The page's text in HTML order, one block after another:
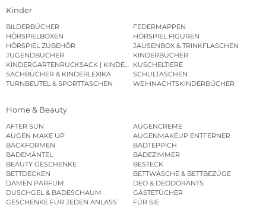
Kinder
BILDERBÜCHER
FEDERMAPPEN
HÖRSPIELBOXEN
HÖRSPIEL FIGUREN
HÖRSPIEL ZUBEHÖR
JAUSENBOX & TRINKFLASCHEN
JUGENDBÜCHER
KINDERBÜCHER
KINDERGARTENRUCKSACK | KINDERGARTENBEUTEL
KUSCHELTIERE
SACHBÜCHER & KINDERLEXIKA
SCHULTASCHEN
TURNBEUTEL & SPORTTASCHEN
WEIHNACHTSKINDERBÜCHER
Home & Beauty
AFTER SUN
AUGENCREME
AUGEN MAKE UP
AUGENMAKEUP ENTFERNER
BACKFORMEN
BADTEPPICH
BADEMÄNTEL
BADEZIMMER
BEAUTY GESCHENKE
BESTECK
BETTDECKEN
BETTWÄSCHE & BETTBEZÜGE
DAMEN PARFUM
DEO & DEODORANTS
DUSCHGEL & BADESCHAUM
GÄSTETÜCHER
GESCHENKE FÜR JEDEN ANLASS
FÜR SIE